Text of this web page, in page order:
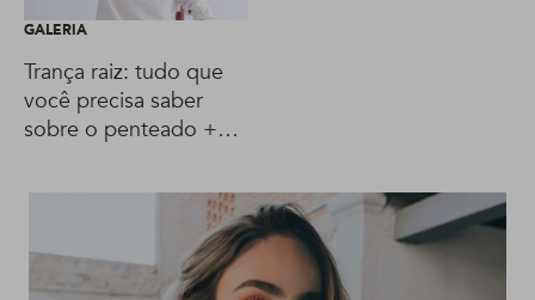
GALERIA
Trança raiz: tudo que
você precisa saber
sobre o penteado +